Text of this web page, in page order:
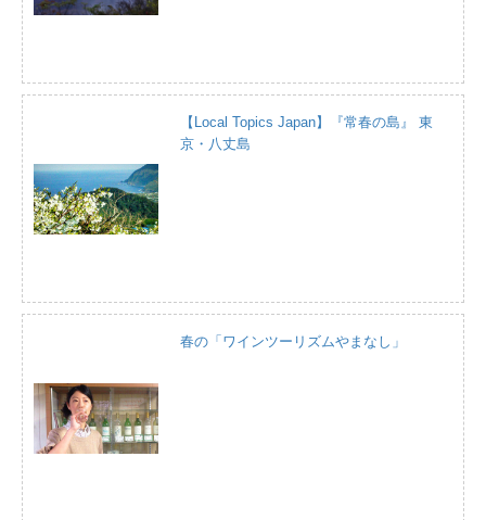
【Local Topics Japan】『常春の島』 東
京・八丈島
春の「ワインツーリズムやまなし」